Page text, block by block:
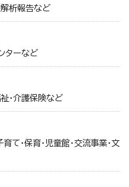
解析報告など
ターなど
・介護保険など
て・保育・児童館・交流事業・文